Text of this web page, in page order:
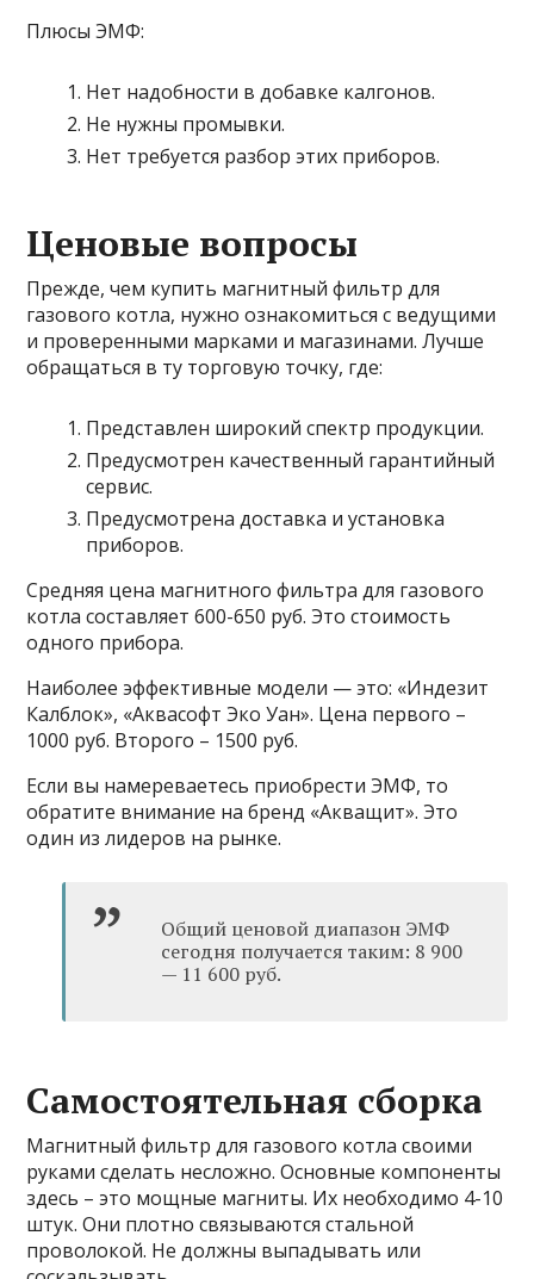
Плюсы ЭМФ:
Нет надобности в добавке калгонов.
Не нужны промывки.
Нет требуется разбор этих приборов.
Ценовые вопросы
Прежде, чем купить магнитный фильтр для
газового котла, нужно ознакомиться с ведущими
и проверенными марками и магазинами. Лучше
обращаться в ту торговую точку, где:
Представлен широкий спектр продукции.
Предусмотрен качественный гарантийный
сервис.
Предусмотрена доставка и установка
приборов.
Средняя цена магнитного фильтра для газового
котла составляет 600-650 руб. Это стоимость
одного прибора.
Наиболее эффективные модели — это: «Индезит
Калблок», «Аквасофт Эко Уан». Цена первого –
1000 руб. Второго – 1500 руб.
Если вы намереваетесь приобрести ЭМФ, то
обратите внимание на бренд «Акващит». Это
один из лидеров на рынке.
Общий ценовой диапазон ЭМФ
сегодня получается таким: 8 900
— 11 600 руб.
Самостоятельная сборка
Магнитный фильтр для газового котла своими
руками сделать несложно. Основные компоненты
здесь – это мощные магниты. Их необходимо 4-10
штук. Они плотно связываются стальной
проволокой. Не должны выпадывать или